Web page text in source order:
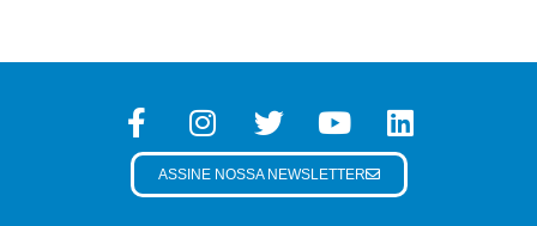
ASSINE NOSSA NEWSLETTER